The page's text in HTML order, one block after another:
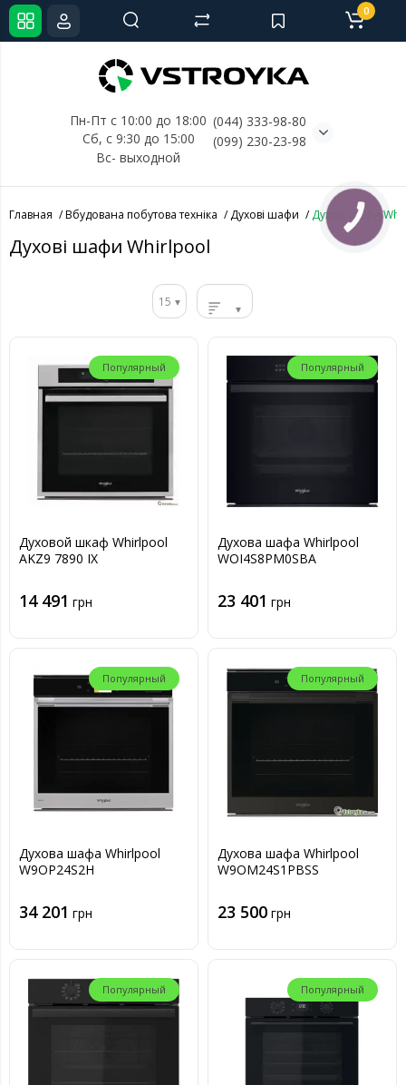
Пн-Пт с 10:00 до 18:00
Сб, с 9:30 до 15:00
Вс- выходной
(044) 333-98-80
(099) 230-23-98
0
Главная Вбудована побутова техніка Духові шафи Духові шафи
Духові шафи Whirlpool
15
Популярный
Духовой шкаф Whirlpool
AKZ9 7890 IX
14 491 грн
Популярный
Духова шафа Whirlpool
WOI4S8PM0SBA
23 401 грн
Популярный
Духова шафа Whirlpool
W9OP24S2H
34 201 грн
Популярный
Духова шафа Whirlpool
W9OM24S1PBSS
23 500 грн
Популярный Популярный
КНОПКА
СВЯЗИ